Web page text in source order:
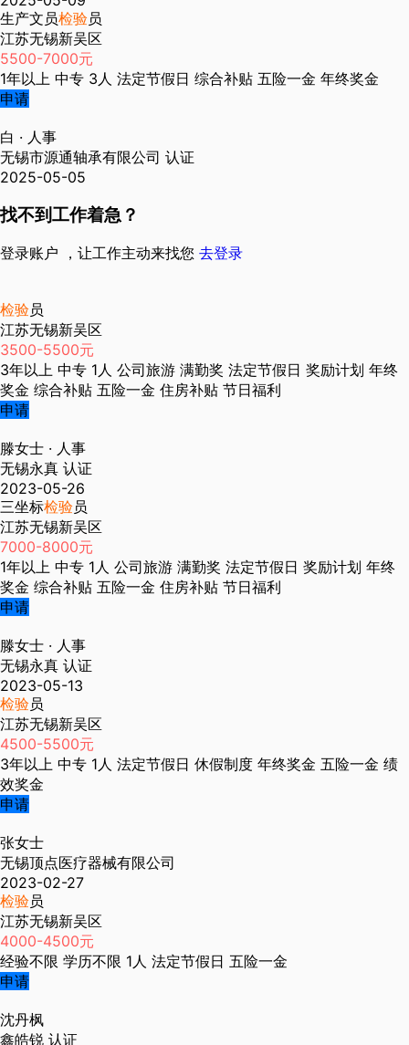
生产文员检验员
江苏无锡新吴区
5500-7000元
1年以上 中专 3人 法定节假日 综合补贴 五险一金 年终奖金
申请
白 · 人事
无锡市源通轴承有限公司 认证
2025-05-05
找不到工作着急？
登录账户 ，让工作主动来找您 去登录
检验员
江苏无锡新吴区
3500-5500元
3年以上 中专 1人 公司旅游 满勤奖 法定节假日 奖励计划 年终
奖金 综合补贴 五险一金 住房补贴 节日福利
申请
滕女士 · 人事
无锡永真 认证
2023-05-26
三坐标检验员
江苏无锡新吴区
7000-8000元
1年以上 中专 1人 公司旅游 满勤奖 法定节假日 奖励计划 年终
奖金 综合补贴 五险一金 住房补贴 节日福利
申请
滕女士 · 人事
无锡永真 认证
2023-05-13
检验员
江苏无锡新吴区
4500-5500元
3年以上 中专 1人 法定节假日 休假制度 年终奖金 五险一金 绩
效奖金
申请
张女士
无锡顶点医疗器械有限公司
2023-02-27
检验员
江苏无锡新吴区
4000-4500元
经验不限 学历不限 1人 法定节假日 五险一金
申请
沈丹枫
鑫皓锐 认证